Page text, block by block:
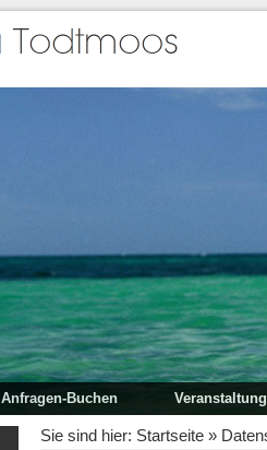
Anfragen-Buchen
Sport
Sie sind hier: Startseite »